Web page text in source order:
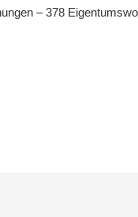
– 378